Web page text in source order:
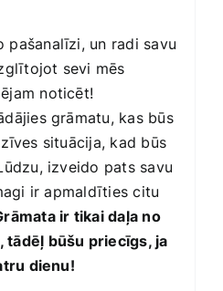
pašanalīzi, un radi savu
sevi mēs
noticēt!
grāmatu, kas būs
situācija, kad būs
izveido pats savu
ir apmaldīties citu
ir tikai daļa no
tādēļ būšu priecīgs, ja
dienu!